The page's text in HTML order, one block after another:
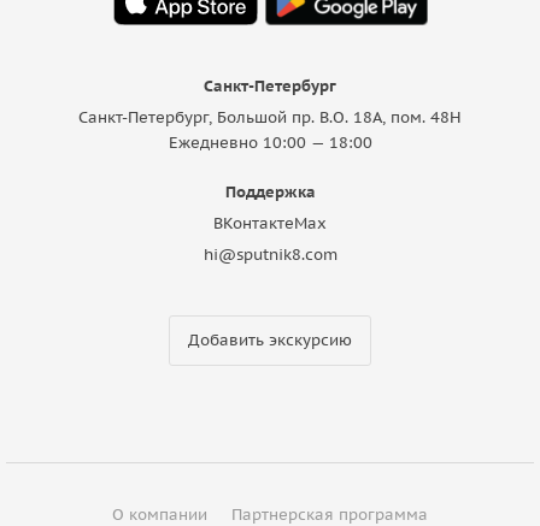
Санкт-Петербург
Санкт-Петербург, Большой пр. В.О. 18A, пом. 48Н
Ежедневно 10:00 — 18:00
Поддержка
ВКонтактеMax
hi@sputnik8.com
Добавить экскурсию
О компании Партнерская программа